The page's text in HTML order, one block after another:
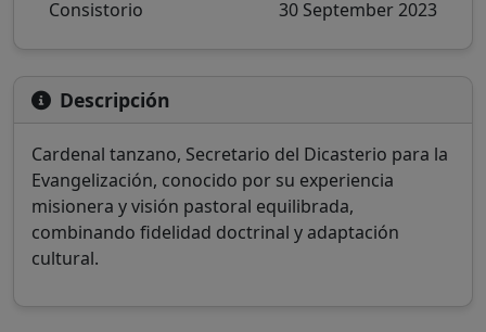
Consistorio
30 September 2023
Descripción
Cardenal tanzano, Secretario del Dicasterio para la
Evangelización, conocido por su experiencia
misionera y visión pastoral equilibrada,
combinando fidelidad doctrinal y adaptación
cultural.